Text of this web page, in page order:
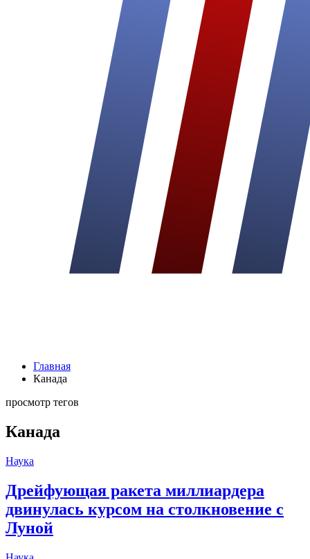
Главная
Канада
просмотр тегов
Канада
Наука
Дрейфующая ракета миллиардера
двинулась курсом на столкновение с
Луной